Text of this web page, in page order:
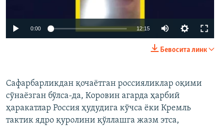
720p 1080p
0:00 12:15
720p
1080p
Бевосита линк
Сафарбарликдан қочаётган россияликлар оқими
сўнаёзган бўлса-да, Коровин агарда ҳарбий
ҳаракатлар Россия ҳудудига кўчса ёки Кремль
тактик ядро қуролини қўллашга жазм этса,